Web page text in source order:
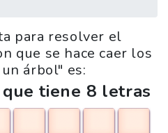
para resolver el
que se hace caer los
árbol" es:
tiene 8 letras